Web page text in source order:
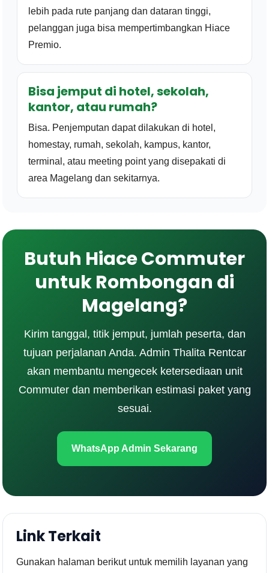
lebih pada rute panjang dan dataran tinggi,
pelanggan juga bisa mempertimbangkan Hiace
Premio.
Bisa jemput di hotel, sekolah,
kantor, atau rumah?
Bisa. Penjemputan dapat dilakukan di hotel,
homestay, rumah, sekolah, kampus, kantor,
terminal, atau meeting point yang disepakati di
area Magelang dan sekitarnya.
Butuh Hiace Commuter
untuk Rombongan di
Magelang?
Kirim tanggal, titik jemput, jumlah peserta, dan
tujuan perjalanan Anda. Admin Thalita Rentcar
akan membantu mengecek ketersediaan unit
Commuter dan memberikan estimasi paket yang
sesuai.
WhatsApp Admin Sekarang
Link Terkait
Gunakan halaman berikut untuk memilih layanan yang